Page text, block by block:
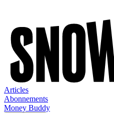
Articles
Abonnements
Money Buddy